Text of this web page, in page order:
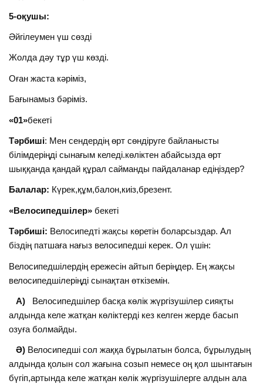
5-оқушы:
Әйгілеумен үш сөзді
Жолда дәу тұр үш көзді.
Оған жаста кәріміз,
Бағынамыз бәріміз.
«01»бекеті
Тәрбиші: Мен сендердің өрт сөндіруге байланысты
білімдеріңді сынағым келеді.көліктен абайсызда өрт
шыққанда қандай құрал сайманды пайдаланар едіңіздер?
Балалар: Күрек,құм,балон,киіз,брезент.
«Велосипедшілер» бекеті
Тәрбиші: Велосипедті жақсы көретін боларсыздар. Ал
біздің патшаға нағыз велосипедші керек. Ол үшін:
Велосипедшілердің ережесін айтып беріңдер. Ең жақсы
велосипедшілеріңді сынақтан өткіземін.
А) Велосипедшілер басқа көлік жүргізушілер сияқты
алдында келе жатқан көліктерді кез келген жерде басып
озуға болмайды.
Ә) Велосипедші сол жаққа бұрылатын болса, бұрылудың
алдында қолын сол жағына созып немесе оң қол шынтағын
бүгіп,артында келе жатқан көлік жүргізушілерге алдын ала